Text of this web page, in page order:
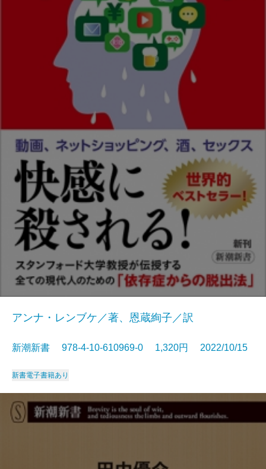
アンナ・レンブケ／著、恩蔵絢子／訳
新潮新書 978-4-10-610969-0 1,320円 2022/10/15
新書電子書籍あり